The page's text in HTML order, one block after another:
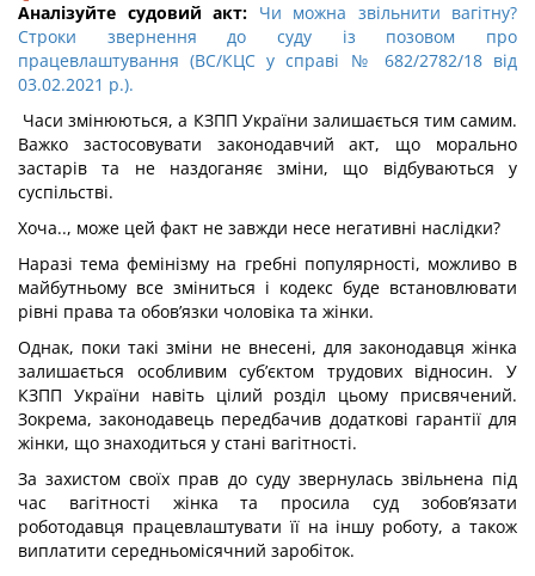
Аналізуйте судовий акт: Чи можна звільнити вагітну?
Строки звернення до суду із позовом про
працевлаштування (ВС/КЦС у справі № 682/2782/18 від
03.02.2021 р.).
Часи змінюються, а КЗПП України залишається тим самим.
Важко застосовувати законодавчий акт, що морально
застарів та не наздоганяє зміни, що відбуваються у
суспільстві.
Хоча.., може цей факт не завжди несе негативні наслідки?
Наразі тема фемінізму на гребні популярності, можливо в
майбутньому все зміниться і кодекс буде встановлювати
рівні права та обов’язки чоловіка та жінки.
Однак, поки такі зміни не внесені, для законодавця жінка
залишається особливим суб’єктом трудових відносин. У
КЗПП України навіть цілий розділ цьому присвячений.
Зокрема, законодавець передбачив додаткові гарантії для
жінки, що знаходиться у стані вагітності.
За захистом своїх прав до суду звернулась звільнена під
час вагітності жінка та просила суд зобов’язати
роботодавця працевлаштувати її на іншу роботу, а також
виплатити середньомісячний заробіток.